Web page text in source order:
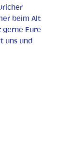
beim Alt
gerne Eure
uns und